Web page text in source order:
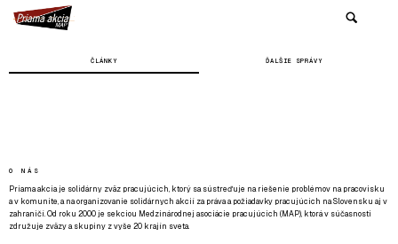
ČLÁNKY ĎALŠIE SPRÁVY
O NÁS
Priama akcia je solidárny zväz pracujúcich, ktorý sa sústreďuje na riešenie problémov na pracovisku
a v komunite, a na organizovanie solidárnych akcií za práva a požiadavky pracujúcich na Slovensku aj v
zahraničí. Od roku 2000 je sekciou Medzinárodnej asociácie pracujúcich (MAP), ktorá v súčasnosti
združuje zväzy a skupiny z vyše 20 krajín sveta.